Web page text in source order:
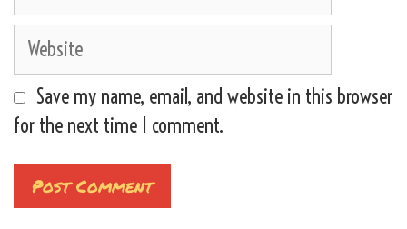
Website
Save my name, email, and website in this browser
for the next time I comment.